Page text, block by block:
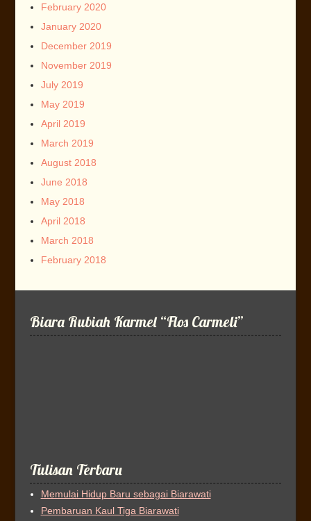
February 2020
January 2020
December 2019
November 2019
July 2019
May 2019
April 2019
March 2019
August 2018
June 2018
May 2018
April 2018
March 2018
February 2018
Biara Rubiah Karmel “Flos Carmeli”
Tulisan Terbaru
Memulai Hidup Baru sebagai Biarawati
Pembaruan Kaul Tiga Biarawati